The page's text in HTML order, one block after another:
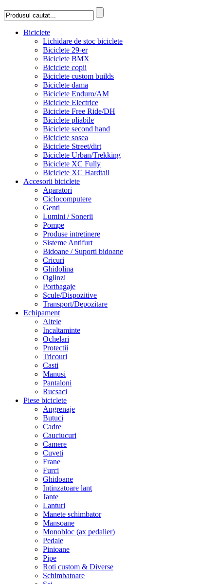
Biciclete
Lichidare de stoc biciclete
Biciclete 29-er
Biciclete BMX
Biciclete copii
Biciclete custom builds
Biciclete dama
Biciclete Enduro/AM
Biciclete Electrice
Biciclete Free Ride/DH
Biciclete pliabile
Biciclete second hand
Biciclete sosea
Biciclete Street/dirt
Biciclete Urban/Trekking
Biciclete XC Fully
Biciclete XC Hardtail
Accesorii biciclete
Aparatori
Ciclocomputere
Genti
Lumini / Sonerii
Pompe
Produse intretinere
Sisteme Antifurt
Bidoane / Suporti bidoane
Cricuri
Ghidolina
Oglinzi
Portbagaje
Scule/Dispozitive
Transport/Depozitare
Echipament
Altele
Incaltaminte
Ochelari
Protectii
Tricouri
Casti
Manusi
Pantaloni
Rucsaci
Piese biciclete
Angrenaje
Butuci
Cadre
Cauciucuri
Camere
Cuveti
Frane
Furci
Ghidoane
Intinzatoare lant
Jante
Lanturi
Manete schimbator
Mansoane
Monobloc (ax pedalier)
Pedale
Pinioane
Pipe
Roti custom & Diverse
Schimbatoare